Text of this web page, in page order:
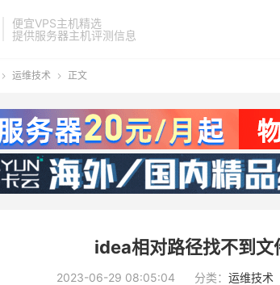
便宜VPS主机精选
提供服务器主机评测信息
 运维技术  正文
idea相对路径找不到文
2023-06-29 08:05:04 分类： 运维技术